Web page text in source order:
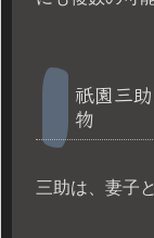
祇園三
物
三助は、妻子